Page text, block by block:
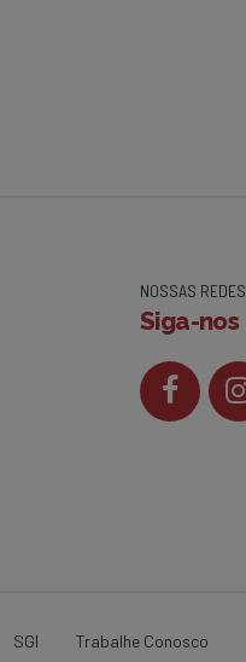
NOSSAS REDES
Siga-nos
SGI Trabalhe Conosco